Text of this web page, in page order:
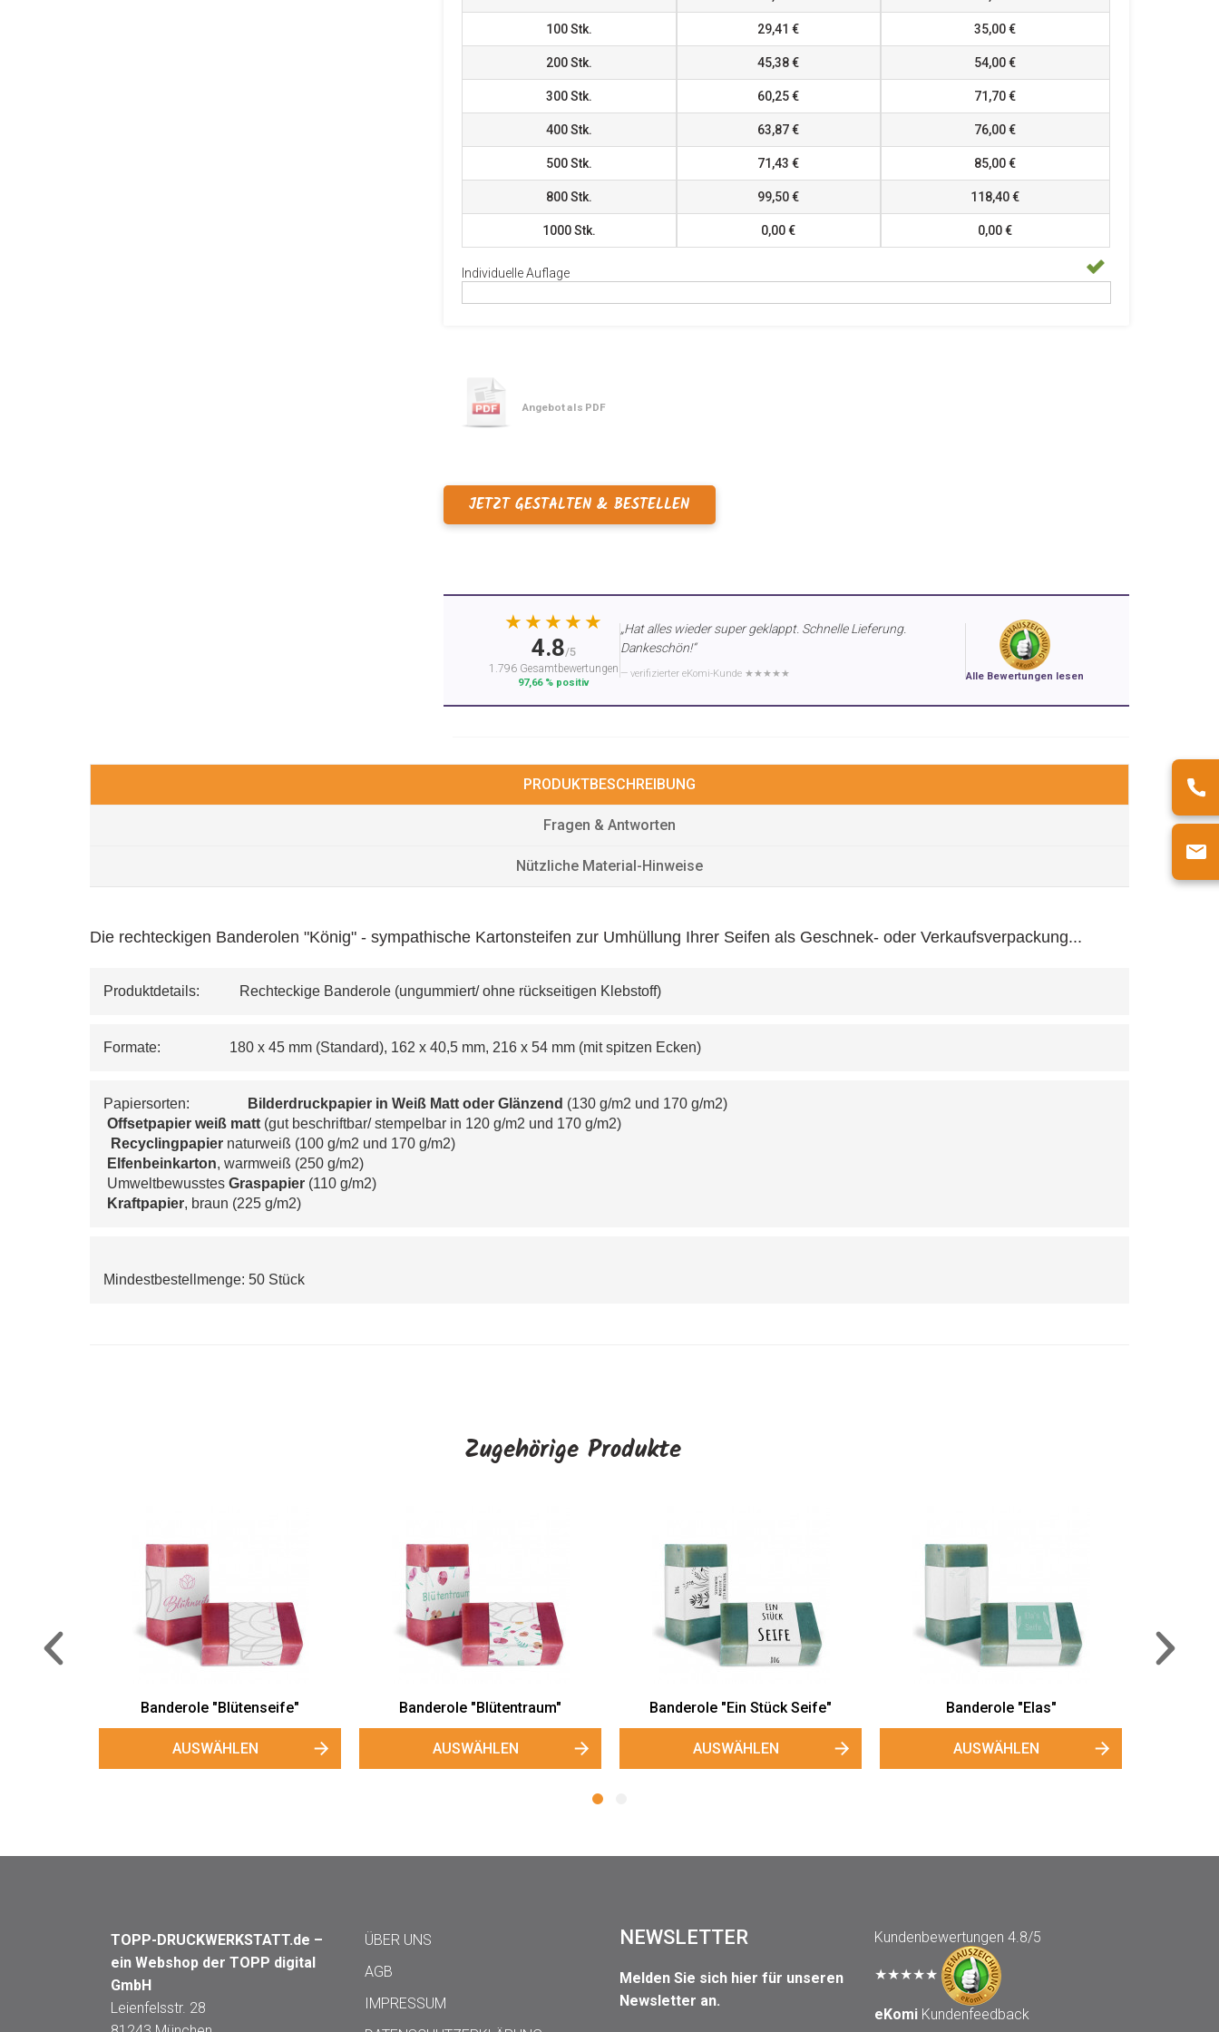
100Stk. 29,41 € 35,00 €
200Stk. 45,38 € 54,00 €
300Stk. 60,25 € 71,70 €
400Stk. 63,87 € 76,00 €
500Stk. 71,43 € 85,00 €
800Stk. 99,50 € 118,40 €
1000Stk. 0,00 € 0,00 €
Individuelle Auflage
Angebot als PDF
JETZT GESTALTEN & BESTELLEN
★★★★★
4.8/5
1.796 Gesamtbewertungen
97,66 % positiv
„Hat alles wieder super geklappt. Schnelle Lieferung.
Dankeschön!“
— verifizierter eKomi-Kunde ★★★★★ Alle Bewertungen lesen
PRODUKTBESCHREIBUNG
Fragen & Antworten
Nützliche Material-Hinweise
Die rechteckigen Banderolen "König" - sympathische Kartonsteifen zur Umhüllung Ihrer Seifen als Geschnek- oder Verkaufsverpackung...
Produktdetails:           Rechteckige Banderole (ungummiert/ ohne rückseitigen Klebstoff)
Formate:                   180 x 45 mm (Standard), 162 x 40,5 mm, 216 x 54 mm (mit spitzen Ecken)
Papiersorten: Bilderdruckpapier in Weiß Matt oder Glänzend (130 g/m2 und 170 g/m2)
Offsetpapier weiß matt (gut beschriftbar/ stempelbar in 120 g/m2 und 170 g/m2)
Recyclingpapier naturweiß (100 g/m2 und 170 g/m2)
Elfenbeinkarton, warmweiß (250 g/m2)
Umweltbewusstes Graspapier (110 g/m2)
Kraftpapier, braun (225 g/m2)
Mindestbestellmenge: 50 Stück
Zugehörige Produkte
Banderole "Ein Stück Seife"
AUSWÄHLEN
Banderole "Elas"
AUSWÄHLEN
Banderole "Frühlingsseife"
AUSWÄHLEN AUSWÄHLEN
TOPP-DRUCKWERKSTATT.de –
ein Webshop der TOPP digital
GmbH
Leienfelsstr. 28
ÜBER UNS
AGB
IMPRESSUM
NEWSLETTER
Melden Sie sich hier für unseren
Newsletter an.
Kundenbewertungen 4.8/5
★★★★★
eKomiKundenfeedback